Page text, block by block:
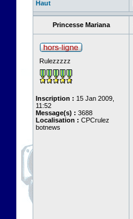
Haut
Princesse Mariana
Rulezzzzz
Inscription : 15 Jan 2009,
11:52
Message(s) : 3688
Localisation : CPCrulez
botnews